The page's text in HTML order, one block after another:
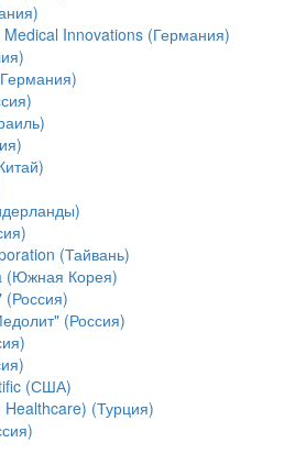
Medical Innovations (Германия)
(Тайвань)
(Южная Корея)
(Россия)
(США)
(Турция)